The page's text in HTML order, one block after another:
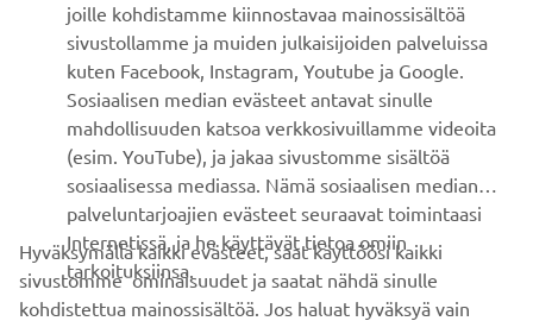
ASIAKASTUKI
UUTISKIRJE
Ole ensimmäinen, joka kuulee uusimmista tarjouksista,
erikoistapahtumista, uusista julkaisuista ja paljon muuta...
TILAA
joille kohdistamme kiinnostavaa mainossisältöä
sivustollamme ja muiden julkaisijoiden palveluissa
kuten Facebook, Instagram, Youtube ja Google.
Sosiaalisen median evästeet antavat sinulle
mahdollisuuden katsoa verkkosivuillamme videoita
(esim. YouTube), ja jakaa sivustomme sisältöä
sosiaalisessa mediassa. Nämä sosiaalisen median
palveluntarjoajien evästeet seuraavat toimintaasi
Internetissä, ja he käyttävät tietoa omiin
tarkoituksiinsa.
Hyväksymällä kaikki evästeet, saat käyttöösi kaikki
sivustomme ominaisuudet ja saatat nähdä sinulle
kohdistettua mainossisältöä. Jos haluat hyväksyä vain